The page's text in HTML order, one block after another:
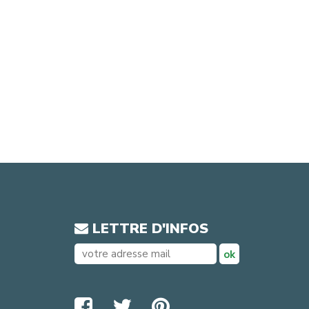
LETTRE D'INFOS